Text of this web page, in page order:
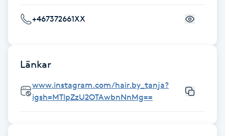
Friskvårdsmassage
Funktionsanalys
Färgning
+467372661XX
Länkar
www.instagram.com/hair.by_tanja?
igsh=MTlpZzU2OTAwbnNnMg==